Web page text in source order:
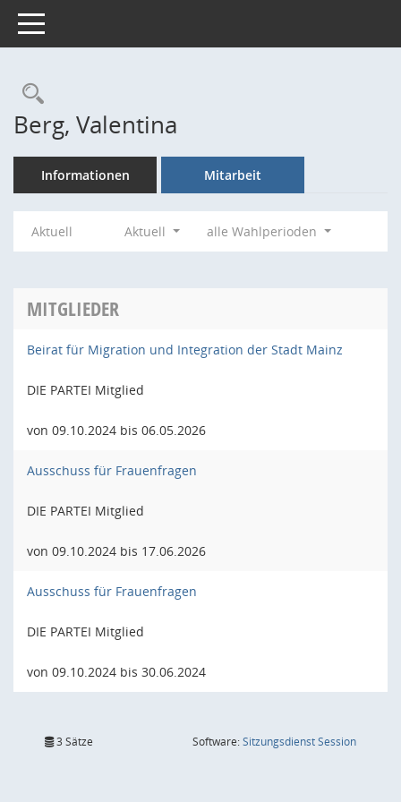
Toggle navigation
Rechercheauswahl
Berg, Valentina
Informationen Mitarbeit
Aktuell Aktuell alle Wahlperioden
MITGLIEDER
Beirat für Migration und Integration der Stadt Mainz
DIE PARTEI Mitglied
von 09.10.2024 bis 06.05.2026
Ausschuss für Frauenfragen
DIE PARTEI Mitglied
von 09.10.2024 bis 17.06.2026
Ausschuss für Frauenfragen
DIE PARTEI Mitglied
von 09.10.2024 bis 30.06.2024
3 Sätze Software:SitzungsdienstSession(Wird in